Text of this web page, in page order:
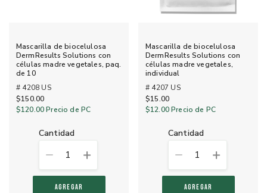
Mascarilla de biocelulosa
DermResults Solutions con
células madre vegetales, paq.
de 10
# 4208 US
$150.00
$120.00Precio de PC
cantidad
1
AGREGAR
Mascarilla de biocelulosa
DermResults Solutions con
células madre vegetales,
individual
# 4207 US
$15.00
$12.00Precio de PC
cantidad
1
AGREGAR